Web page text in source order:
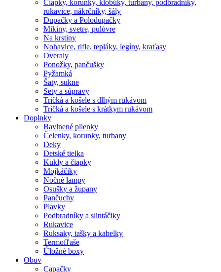
Čiapky, korunky, klobúky, turbany, podbradníky,
rukavice, nákrčníky, šály
Dupačky a Polodupačky
Mikiny, svetre, pulóvre
Na krstiny
Nohavice, rifle, tepláky, legíny, kraťasy
Overaly
Ponožky, pančušky
Pyžamká
Šaty, sukne
Sety a súpravy
Tričká a košele s dlhým rukávom
Tričká a košele s krátkym rukávom
Doplnky
Bavlnené plienky
Čelenky, korunky, turbany
Deky
Detské tielka
Kukly a čiapky
Mojkáčiky
Nočné lampy
Osušky a župany
Pančuchy
Plavky
Podbradníky a slintáčiky
Rukavice
Ruksaky, tašky a kabelky
Termofľaše
Úložné boxy
Obuv
Capačky